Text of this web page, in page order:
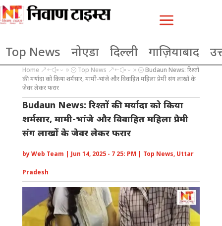
a
Top News नोएडा दिल्ली गाज़ियाबाद
Home &#x39; Top News &#x39; Budaun News: रिश्तों
की मर्यादा को किया शर्मसार, मामी-भांजे और विवाहित महिला प्रेमी संग लाखों के
जेवर लेकर फरार
Budaun News: रिश्तों की मर्यादा को किया
शर्मसार, मामी-भांजे और विवाहित महिला प्रेमी
संग लाखों के जेवर लेकर फरार
byWeb Team | Jun 14, 2025 - 7 25: PM | Top News, Uttar
Pradesh